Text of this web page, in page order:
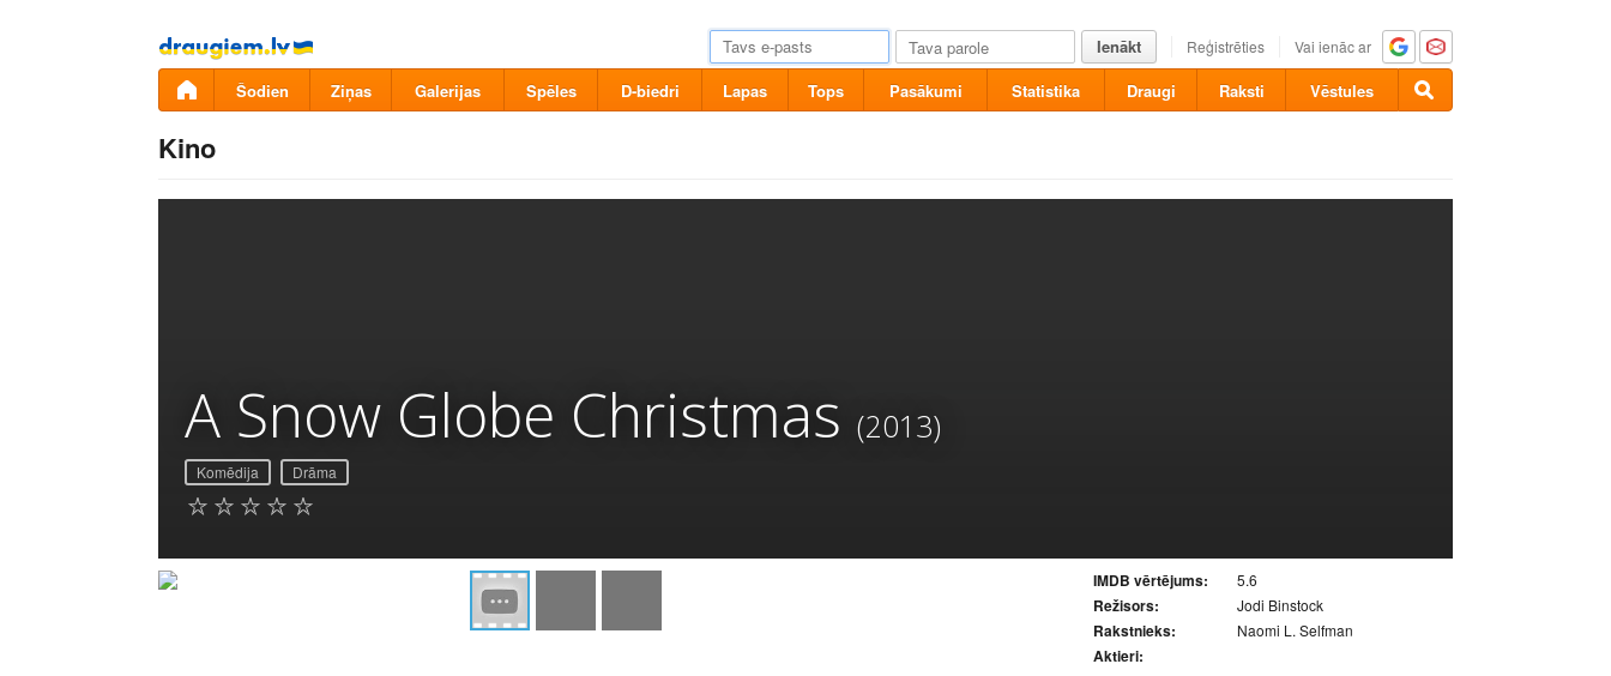
Pāriet
uz
saturu
Ienākt Reģistrēties Vai ienāc ar
Šodien Ziņas Galerijas Spēles D-biedri Lapas Tops Pasākumi Statistika Draugi Raksti Vēstules
Kino
A Snow Globe Christmas (2013)
Komēdija Drāma
IMDB vērtējums: 5.6
Režisors: Jodi Binstock
Rakstnieks: Naomi L. Selfman
Aktieri: